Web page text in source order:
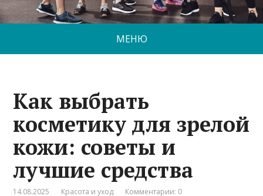
МЕНЮ
Как выбрать
косметику для зрелой
кожи: советы и
лучшие средства
14.08.2025 Красота и уход Комментарии: 0